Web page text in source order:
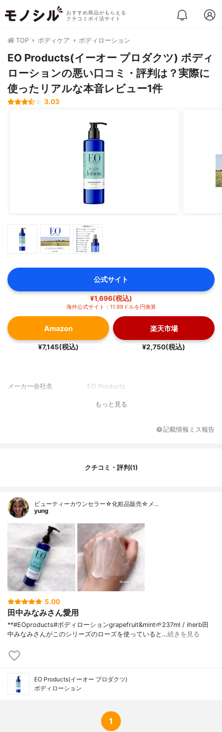
おすすめ商品がもらえる
クチコミポイ活サイト
TOP ボディケア ボディローション
EO Products(イーオー プロダクツ) ボディ
ローションの悪い口コミ・評判は？実際に
使ったリアルな本音レビュー1件
3.03
公式サイト
¥1,696(税込)
海外公式サイト：11.99ドルを円換算
Amazon
¥7,145(税込)
楽天市場
¥2,750(税込)
メーカー会社名 EO Products
もっと見る
記載情報ミス報告
クチコミ・評判(1)
ビューティーカウンセラー☆化粧品販売☆メ…
yung
5.00
田中みなみさん愛用
⁡**#EOproducts#ボディローションgrapefruit&mint🌱⁡237ml / iherb⁡⁡田
中みなみさんがこのシリーズのローズを使っていると…続きを見る
EO Products(イーオー プロダクツ)
ボディローション
1